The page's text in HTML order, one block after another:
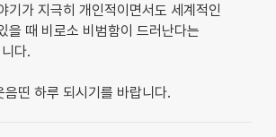
기가 지극히 개인적이면서도 세계적인
을 때 비로소 비범함이 드러난다는
다.
띤 하루 되시기를 바랍니다.